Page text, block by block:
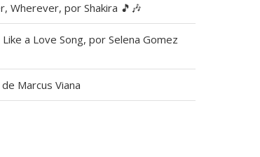
Wherever, por Shakira 🎵🎶
a Love Song, por Selena Gomez
Marcus Viana